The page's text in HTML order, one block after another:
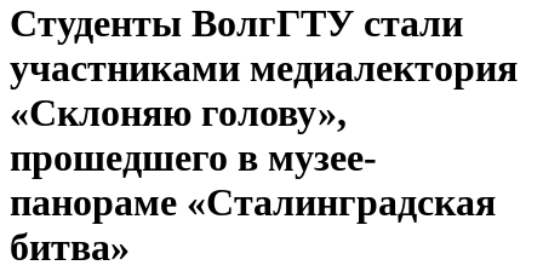
Студенты ВолгГТУ стали
участниками медиалектория
«Склоняю голову»,
прошедшего в музее-
панораме «Сталинградская
битва»